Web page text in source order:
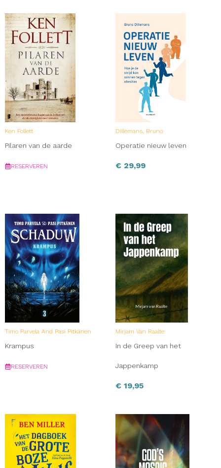
Ken Follett
Pilaren van de aarde
RESERVEREN
Dillemans, Bruno
Operatie nieuw leven
€ 29,99
Timo Parvela And Pasi Pitkänen
Krampus
RESERVEREN
Mirjam Van Raalte
In de Greep van het
Jappenkamp
€ 19,95